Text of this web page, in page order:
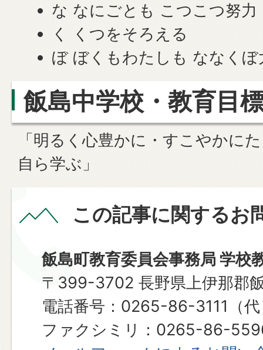
な なにごとも こつこつ努力
く くつをそろえる
ぼ ぼくもわたしも ななくぼ
飯島中学校・教育目
「明るく心豊かに・すこやかに
自ら学ぶ」
この記事に関するお
飯島町教育委員会事務局 学校
〒399-3702 長野県上伊那郡
電話番号：0265-86-3111（代
ファクシミリ：0265-86-